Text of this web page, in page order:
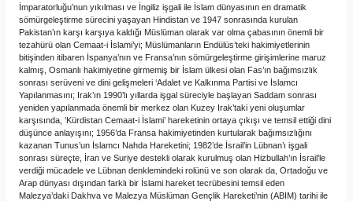
İmparatorluğu’nun yıkılması ve İngiliz işgali ile İslam dünyasının en dramatik
sömürgeleştirme sürecini yaşayan Hindistan ve 1947 sonrasında kurulan
Pakistan’ın karşı karşıya kaldığı Müslüman olarak var olma çabasının önemli bir
tezahürü olan Cemaat-i İslami’yi; Müslümanların Endülüs’teki hakimiyetlerinin
bitişinden itibaren İspanya’nın ve Fransa’nın sömürgeleştirme girişimlerine maruz
kalmış, Osmanlı hakimiyetine girmemiş bir İslam ülkesi olan Fas’ın bağımsızlık
sonrası serüveni ve dini gelişmeleri ‘Adalet ve Kalkınma Partisi ve İslamcı
Yapılanmasını; Irak’ın 1990’lı yıllarda işgal süreciyle başlayan Saddam sonrası
yeniden yapılanmada önemli bir merkez olan Kuzey Irak’taki yeni oluşumlar
karşısında, ‘Kürdistan Cemaat-i İslami’ hareketinin ortaya çıkışı ve temsil ettiği dini
düşünce anlayışını; 1956’da Fransa hakimiyetinden kurtularak bağımsızlığını
kazanan Tunus’un İslamcı Nahda Hareketini; 1982’de İsrail’in Lübnan’ı işgali
sonrası süreçte, İran ve Suriye destekli olarak kurulmuş olan Hizbullah’ın İsrail’le
verdiği mücadele ve Lübnan denklemindeki rolünü ve son olarak da, Ortadoğu ve
Arap dünyası dışından farklı bir İslami hareket tecrübesini temsil eden
Malezya’daki Dakhva ve Malezya Müslüman Gençlik Hareketi’nin (ABIM) tarihi ile